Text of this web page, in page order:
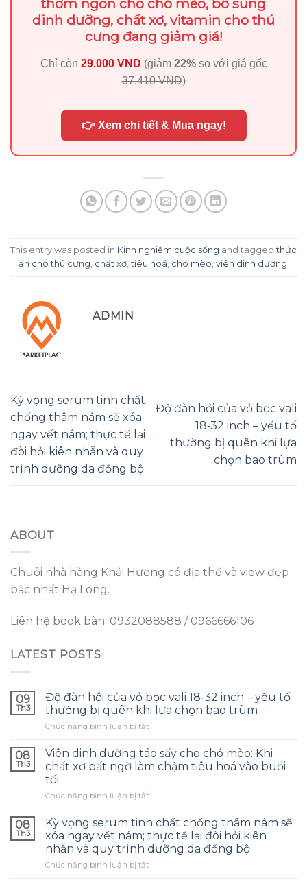
thơm ngon cho chó mèo, bổ sung
dinh dưỡng, chất xơ, vitamin cho thú
cưng đang giảm giá!
Chỉ còn 29.000 VND (giảm 22%so với giá gốc
37.410 VND)
👉 Xem chi tiết & Mua ngay!
This entry was posted in Kinh nghiệm cuộc sống and taggedthức
ăn cho thú cưng chất xơ,tiêu hoá chó mèo viên dinh dưỡng
ADMIN
Kỳ vọng serum tinh chất
chống thâm nám sẽ xóa
ngay vết nám; thực tế lại
đòi hỏi kiên nhẫn và quy
trình dưỡng da đồng bộ.
Độ đàn hồi của vỏ bọc vali
18‑32 inch – yếu tố
thường bị quên khi lựa
chọn bao trùm
ABOUT
Chuỗi nhà hàng Khải Hương có địa thế và view đẹp
bậc nhất Hạ Long.
Liên hệ book bàn: 0932088588 / 0966666106
LATEST POSTS
09
Th3
Độ đàn hồi của vỏ bọc vali 18‑32 inch – yếu tố
thường bị quên khi lựa chọn bao trùm
Chức năng bình luận bị tắtở
đàn
hồi
của
bọc
18‑32
inch
–
yếu
tố
08
Th3
Viên dinh dưỡng táo sấy cho chó mèo: Khi
chất xơ bất ngờ làm chậm tiêu hoá vào buổi
tối
Chức năng bình luận bị tắtở
dinh
dưỡng
táo
sấy
cho
08
Th3
Kỳ vọng serum tinh chất chống thâm nám sẽ
xóa ngay vết nám; thực tế lại đòi hỏi kiên
nhẫn và quy trình dưỡng da đồng bộ.
Chức năng bình luận bị tắtở